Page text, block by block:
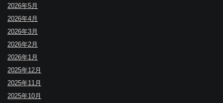
2026年5月
2026年4月
2026年3月
2026年2月
2026年1月
2025年12月
2025年11月
2025年10月